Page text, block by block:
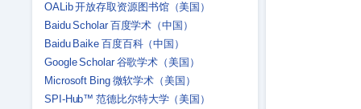
OALib 开放存取资源图书馆（美国）
Baidu Scholar 百度学术（中国）
Baidu Baike 百度百科（中国）
Google Scholar 谷歌学术（美国）
Microsoft Bing 微软学术（美国）
SPI-Hub™ 范德比尔特大学（美国）